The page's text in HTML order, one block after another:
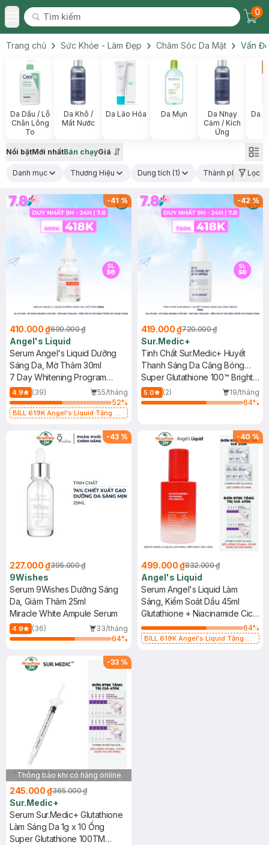
Toggle Menu
Tìm kiếm
Tìm kiếm
0
Trang chủ Sức Khỏe - Làm Đẹp Chăm Sóc Da Mặt Vấn
Da Dầu / Lỗ
Chân Lông
To
Da Khô /
Mất Nước
Da Lão Hóa Da Mụn
Da Nhạy
Cảm / Kích
Ứng
Da
Nổi bậtMới nhấtBán chạyGiá
Danh mục Thương Hiệu Dung tích (1) Thành phần nổi bật
Lọc
-41%
410.000 ₫699.000 ₫
Angel's Liquid
Serum Angel's Liquid Dưỡng
Sáng Da, Mờ Thâm 30ml
7 Day Whitening Program
Glutathione 700 V Ampoule
4.9 (39)
55/tháng
52%
BILL 619K Angel's Liquid Tặng 01
Sáng Da 30g (SL có hạn)
-42%
419.000 ₫720.000 ₫
Sur.Medic+
Tinh Chất Sur.Medic+ Huyết
Thanh Sáng Da Căng Bóng
32ml
Super Glutathione 100™ Bright
Ampoule
5.0 (2)
19/tháng
64%
-43 %
227.000 ₫395.000 ₫
9Wishes
Serum 9Wishes Dưỡng Sáng
Da, Giảm Thâm 25ml
Miracle White Ampule Serum
4.9 (36)
33/tháng
64%
-40 %
499.000 ₫832.000 ₫
Angel's Liquid
Serum Angel's Liquid Làm
Sáng, Kiểm Soát Dầu 45ml
Glutathione + Niacinamide Cica
Ampoule
64%
BILL 619K Angel's Liquid Tặng 01
-33 %
Thông báo khi có hàng online
245.000 ₫365.000 ₫
Sur.Medic+
Serum Sur.Medic+ Glutathione
Làm Sáng Da 1g x 10 Ống
Super Glutathione 100TM